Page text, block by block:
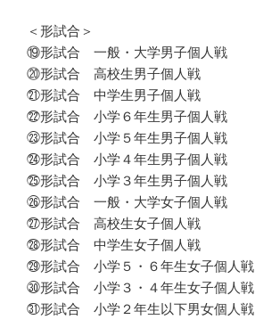
＜形試合＞
⑲形試合 一般・大学男子個人戦
⑳形試合 高校生男子個人戦
㉑形試合 中学生男子個人戦
㉒形試合 小学６年生男子個人戦
㉓形試合 小学５年生男子個人戦
㉔形試合 小学４年生男子個人戦
㉕形試合 小学３年生男子個人戦
㉖形試合 一般・大学女子個人戦
㉗形試合 高校生女子個人戦
㉘形試合 中学生女子個人戦
㉙形試合 小学５・６年生女子個人戦
㉚形試合 小学３・４年生女子個人戦
㉛形試合 小学２年生以下男女個人戦